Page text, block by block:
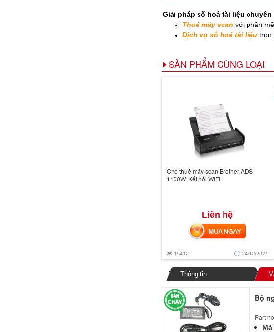
Giải pháp số hoá tài liệu chuyên
Thuê máy scan với phần
Dịch vụ số hoá tài liệutrọn
SẢN PHẨM CÙNG LOẠI
Cho thuê máy scan Brother ADS-
1100W: Kết nối WIFI
Liên hệ
15412 24/12/2021
MUA NGAY
Thông tin
Bộ
Part